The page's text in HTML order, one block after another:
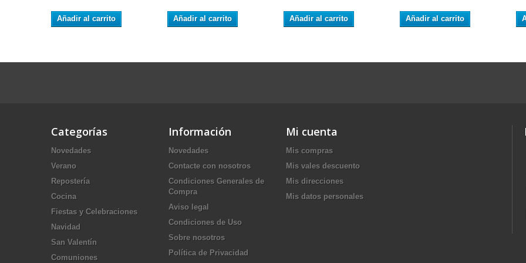
Añadir al carrito Añadir al carrito Añadir al carrito Añadir al carrito
Categorías
Novedades
Verano
Repostería
Cocina
Fiestas y Celebraciones
Navidad
San Valentín
Comuniones
Información
Novedades
Contacte con nosotros
Condiciones Generales de
Compra
Aviso legal
Condiciones de Uso
Sobre nosotros
Política de Privacidad
Mi cuenta
Mis compras
Mis vales descuento
Mis direcciones
Mis datos personales